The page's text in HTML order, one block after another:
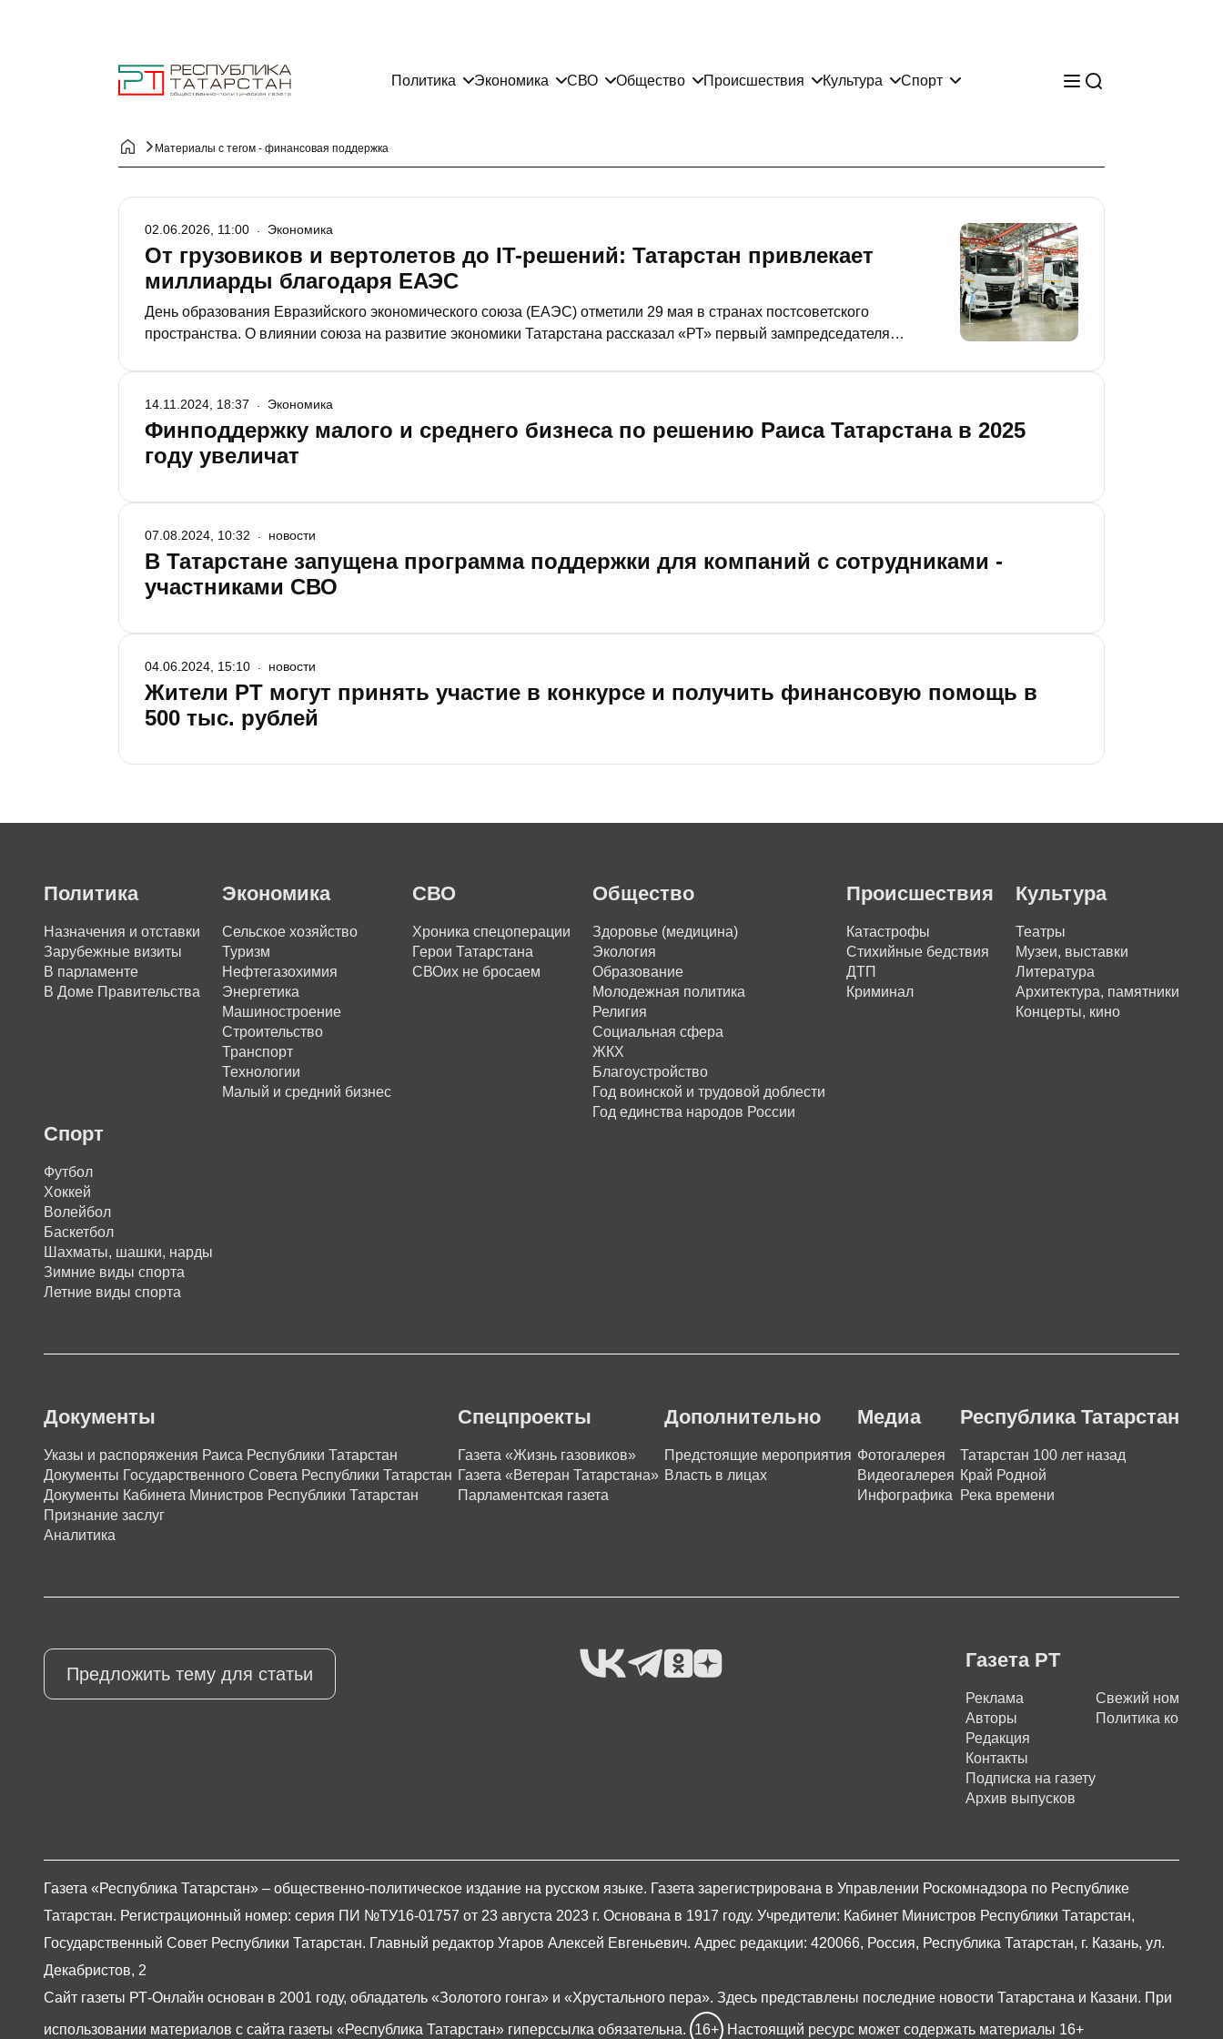
Политика Экономика СВО Общество Происшествия Культура Спорт
Материалы с тегом - финансовая поддержка
От грузовиков и вертолетов до IT-решений: Татарстан привлекает
миллиарды благодаря ЕАЭС
День образования Евразийского экономического союза (ЕАЭС) отметили 29 мая в странах постсоветского
пространства. О влиянии союза на развитие экономики Татарстана рассказал «РТ» первый зампредседателя
02.06.2026, 11:00 Экономика
Финподдержку малого и среднего бизнеса по решению Раиса Татарстана в 2025
году увеличат
14.11.2024, 18:37 Экономика
В Татарстане запущена программа поддержки для компаний с сотрудниками -
участниками СВО
07.08.2024, 10:32 новости
Жители РТ могут принять участие в конкурсе и получить финансовую помощь в
500 тыс. рублей
04.06.2024, 15:10 новости
Политика
Назначения и отставки
Зарубежные визиты
В парламенте
В Доме Правительства
Экономика
Сельское хозяйство
Туризм
Нефтегазохимия
Энергетика
Машиностроение
Строительство
Транспорт
Технологии
Малый и средний бизнес
СВО
Хроника спецоперации
Герои Татарстана
СВОих не бросаем
Общество
Здоровье (медицина)
Экология
Образование
Молодежная политика
Религия
Социальная сфера
ЖКХ
Благоустройство
Год воинской и трудовой доблести
Год единства народов России
Происшествия
Катастрофы
Стихийные бедствия
ДТП
Криминал
Культура
Театры
Музеи, выставки
Литература
Архитектура, памятники
Концерты, кино
Спорт
Футбол
Хоккей
Волейбол
Баскетбол
Шахматы, шашки, нарды
Зимние виды спорта
Летние виды спорта
Документы
Указы и распоряжения Раиса Республики Татарстан
Документы Государственного Совета Республики Татарстан
Документы Кабинета Министров Республики Татарстан
Признание заслуг
Аналитика
Спецпроекты
Газета «Жизнь газовиков»
Газета «Ветеран Татарстана»
Парламентская газета
Дополнительно
Предстоящие мероприятия
Власть в лицах
Медиа
Фотогалерея
Видеогалерея
Инфографика
Республика Татарстан
Татарстан 100 лет назад
Край Родной
Река времени
Предложить тему для статьи
Газета РТ
Реклама
Авторы
Редакция
Контакты
Подписка на газету
Архив выпусков
Свежий номер
Политика
Газета «Республика Татарстан» – общественно-политическое издание на русском языке. Газета зарегистрирована в Управлении Роскомнадзора по Республике
Татарстан. Регистрационный номер: серия ПИ №ТУ16-01757 от 23 августа 2023 г. Основана в 1917 году. Учредители: Кабинет Министров Республики Татарстан,
Государственный Совет Республики Татарстан. Главный редактор Угаров Алексей Евгеньевич. Адрес редакции: 420066, Россия, Республика Татарстан, г. Казань, ул.
Декабристов, 2
Сайт газеты РТ-Онлайн основан в 2001 году, обладатель «Золотого гонга» и «Хрустального пера». Здесь представлены последние новости Татарстана и Казани. При
использовании материалов с сайта газеты «Республика Татарстан» гиперссылка обязательна. 16+ Настоящий ресурс может содержать материалы 16+